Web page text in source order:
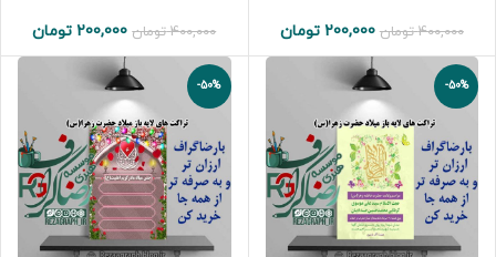
400,000 تومان 200,000 تومان 400,000 تومان 200,000 تومان
-50%
-50%